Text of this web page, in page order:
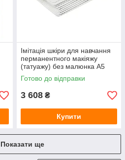
Імітація шкіри для навчання
перманентного макіяжу
(татуажу) без малюнка А5
(White)
Готово до відправки
3 608 ₴
Купити
Показати ще